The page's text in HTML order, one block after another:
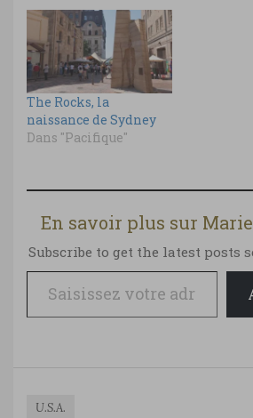
The Rocks, la
naissance de Sydney
Dans "Pacifique"
En savoir plus sur
Subscribe to get the latest posts
Saisissez votre adresse e-mail…
U.S.A.